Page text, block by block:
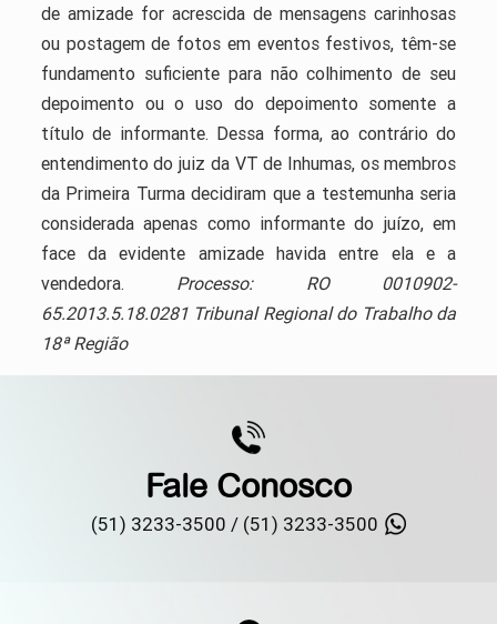
de amizade for acrescida de mensagens carinhosas
ou postagem de fotos em eventos festivos, têm-se
fundamento suficiente para não colhimento de seu
depoimento ou o uso do depoimento somente a
título de informante. Dessa forma, ao contrário do
entendimento do juiz da VT de Inhumas, os membros
da Primeira Turma decidiram que a testemunha seria
considerada apenas como informante do juízo, em
face da evidente amizade havida entre ela e a
vendedora. Processo: RO 0010902-
65.2013.5.18.0281 Tribunal Regional do Trabalho da
18ª Região
Fale Conosco
(51) 3233-3500 / (51) 3233-3500